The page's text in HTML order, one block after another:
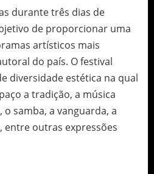
durante três dias de
de proporcionar uma
artísticos mais
do país. O festival
diversidade estética na qual
a tradição, a música
samba, a vanguarda, a
entre outras expressões